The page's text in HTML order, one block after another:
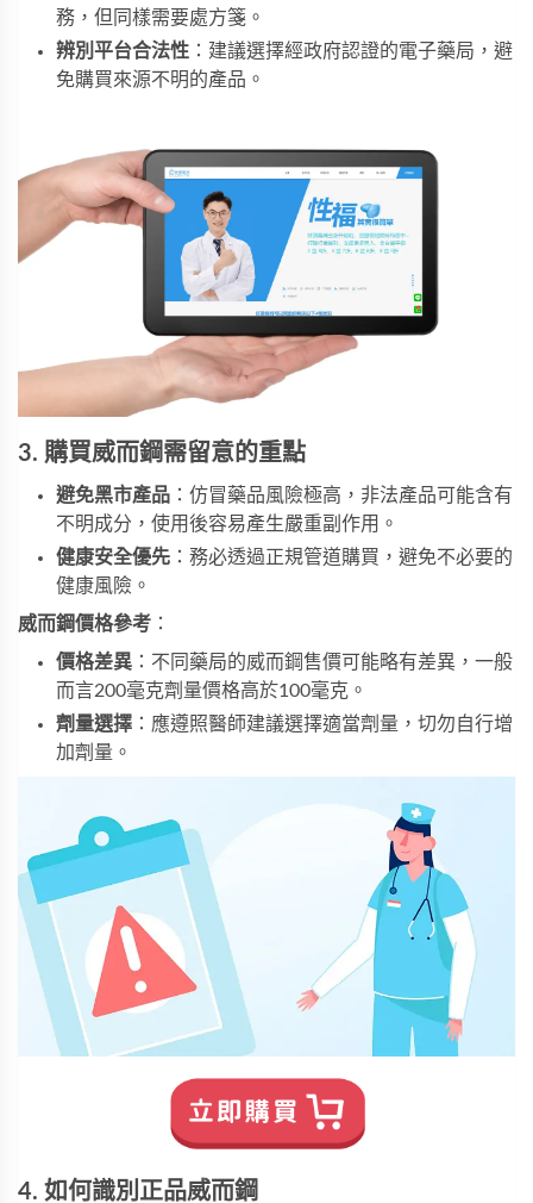
務，但同樣需要處方箋。
辨別平台合法性 ：建議選擇經政府認證的電子藥局，避
免購買來源不明的產品。
3. 購買威而鋼需留意的重點
避免黑市產品 ：仿冒藥品風險極高，非法產品可能含有
不明成分，使用後容易產生嚴重副作用。
健康安全優先 ：務必透過正規管道購買，避免不必要的
健康風險。
威而鋼價格參考 ：
價格差異 ：不同藥局的威而鋼售價可能略有差異，一般
而言200毫克劑量價格高於100毫克。
劑量選擇 ：應遵照醫師建議選擇適當劑量，切勿自行增
加劑量。
4. 如何識別正品威而鋼